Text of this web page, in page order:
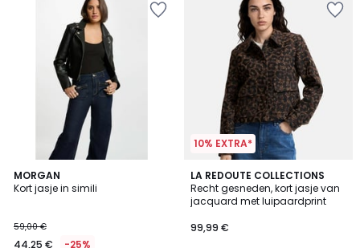
MORGAN
Kort jasje in simili
59,00 €
44,25 € -25%
10% EXTRA*
LA REDOUTE COLLECTIONS
Recht gesneden, kort jasje van
jacquard met luipaardprint
99,99 €